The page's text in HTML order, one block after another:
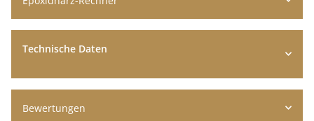
Technische Daten
Bewertungen